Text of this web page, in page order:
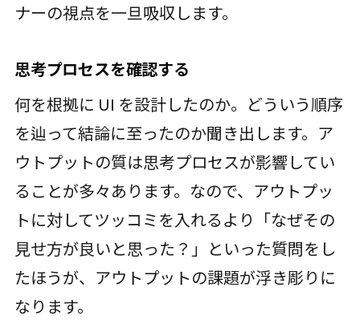
ナーの視点を一旦吸収します。
思考プロセスを確認する
何を根拠に UI を設計したのか。どういう順序
を辿って結論に至ったのか聞き出します。ア
ウトプットの質は思考プロセスが影響してい
ることが多々あります。なので、アウトプッ
トに対してツッコミを入れるより「なぜその
見せ方が良いと思った？」といった質問をし
たほうが、アウトプットの課題が浮き彫りに
なります。